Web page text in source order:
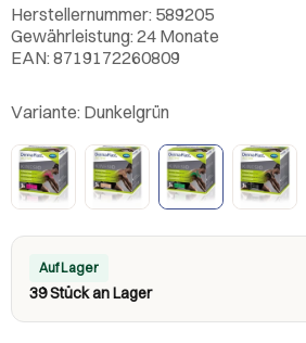
Herstellernummer: 589205
Gewährleistung: 24 Monate
EAN: 8719172260809
Variante: Dunkelgrün
Auf Lager
39 Stück an Lager